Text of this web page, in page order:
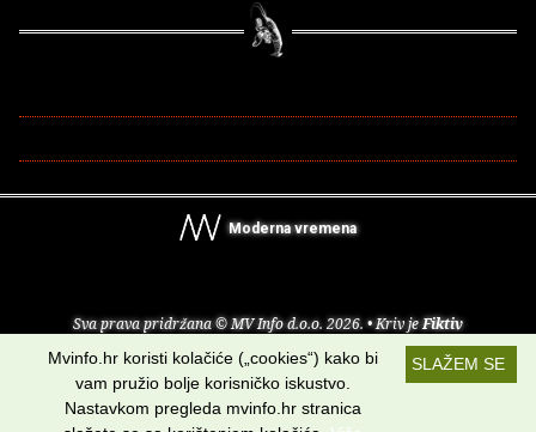
Moderna vremena
Sva prava pridržana © MV Info d.o.o. 2026. • Kriv jeFiktiv
Uvjeti korištenja RSS kanali
Potraži nas na:
SLAŽEM SE
Mvinfo.hr koristi kolačiće („cookies“) kako bi
vam pružio bolje korisničko iskustvo.
Nastavkom pregleda mvinfo.hr stranica